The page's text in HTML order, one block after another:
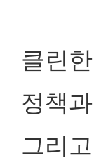
클린
정책과
그리